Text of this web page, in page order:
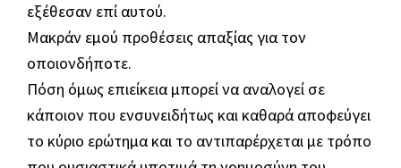
εξέθεσαν επί αυτού.
Μακράν εμού προθέσεις απαξίας για τον
οποιονδήποτε.
Πόση όμως επιείκεια μπορεί να αναλογεί σε
κάποιον που ενσυνειδήτως και καθαρά αποφεύγει
το κύριο ερώτημα και το αντιπαρέρχεται με τρόπο